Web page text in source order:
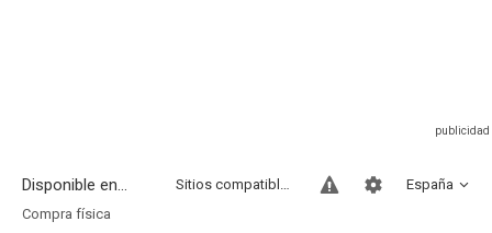
Disponible en... España
Sitios compatibles
Compra física